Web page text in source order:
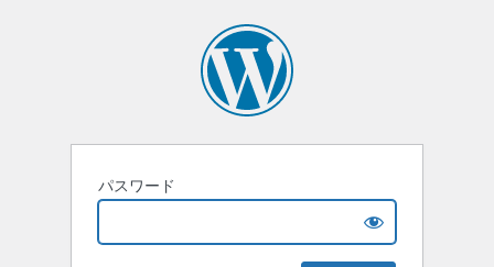
パスワード